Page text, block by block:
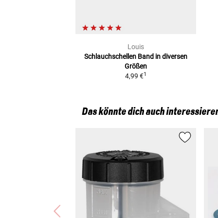
Louis
Schlauchschellen Band in diversen
Größen
4,99 €1
Das könnte dich auch